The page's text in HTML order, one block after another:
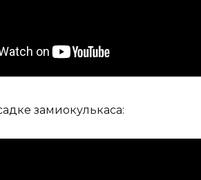
замиокулькаса: